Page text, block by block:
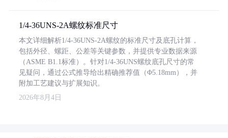
1/4-36UNS-2A螺纹标准尺寸
本文详细解析1/4-36UNS-2A螺纹的标准尺寸及底孔计算，
包括外径、螺距、公差等关键参数，并提供专业数据来源
（ASME B1.1标准）。针对1/4-36UNS螺纹底孔尺寸的常
见疑问，通过公式推导给出精确推荐值（Φ5.18mm），并
附加工艺建议与扩展知识。
2026年8月4日